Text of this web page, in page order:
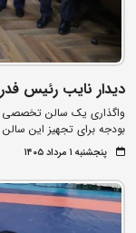
دیدار نایب رئیس
بودجه برای تجهیز این سالن
پنجشنبه ۱ مرداد ۱۴۰۵